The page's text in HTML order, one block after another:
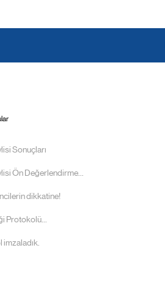
Sonuçları
Ön Değerlendirme...
dikkatine!
Protokolü...